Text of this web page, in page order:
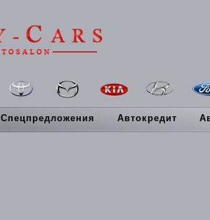
Спецпредложения Автокредит